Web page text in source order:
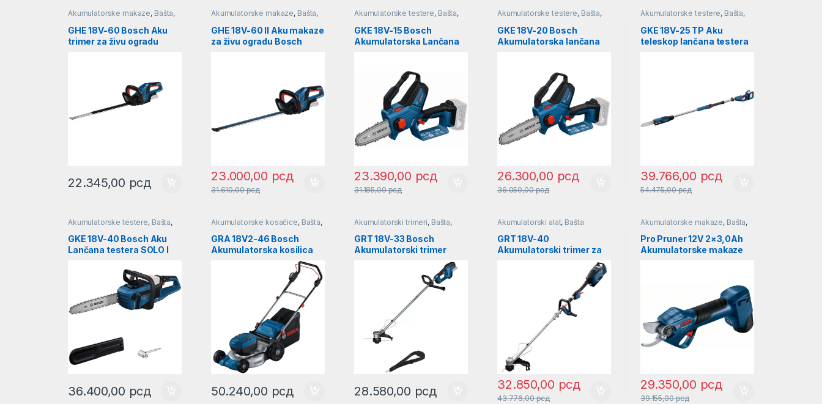
Akumulatorske makaze, Bašta,
GHE 18V-60 Bosch Aku
trimer za živu ogradu
22.345,00 рсд
Akumulatorske makaze, Bašta,
GHE 18V-60 II Aku makaze
za živu ogradu Bosch
23.000,00 рсд
31.610,00рсд
Akumulatorske testere, Bašta,
GKE 18V-15 Bosch
Akumulatorska Lančana
23.390,00 рсд
31.185,00рсд
Akumulatorske testere, Bašta,
GKE 18V-20 Bosch
Akumulatorska lančana
26.300,00 рсд
36.050,00рсд
Akumulatorske testere, Bašta,
GKE 18V-25 TP Aku
teleskop lančana testera
39.766,00 рсд
54.475,00рсд
Akumulatorske testere, Bašta,
GKE 18V-40 Bosch Aku
Lančana testera SOLO l
36.400,00 рсд
Akumulatorske kosačice, Bašta,
GRA 18V2-46 Bosch
Akumulatorska kosilica
SOLO l 06008C8000
50.240,00 рсд
Akumulatorski trimeri, Bašta,
GRT 18V-33 Bosch
Akumulatorski trimer
28.580,00 рсд
Akumulatorski alat, Bašta
GRT 18V-40
Akumulatorski trimer za
travu Bosch Professional
SOLO | 06008D0200
32.850,00 рсд
43.776,00рсд
Akumulatorske makaze, Bašta,
Makaze za travu i živu ogradu
Pro Pruner 12V 2×3,0Ah
Akumulatorske makaze
29.350,00 рсд
39.155,00рсд